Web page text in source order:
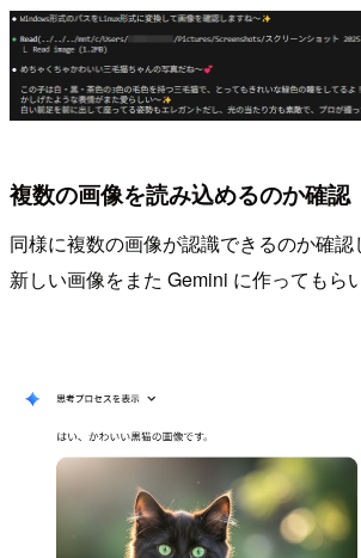
複数の画像を読み込めるのか確認
同様に複数の画像が認識できるのか確認
新しい画像をまた Gemini に作ってもら